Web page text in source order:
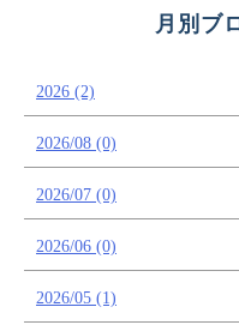
月別ブ
2026 (2)
2026/08 (0)
2026/07 (0)
2026/06 (0)
2026/05 (1)